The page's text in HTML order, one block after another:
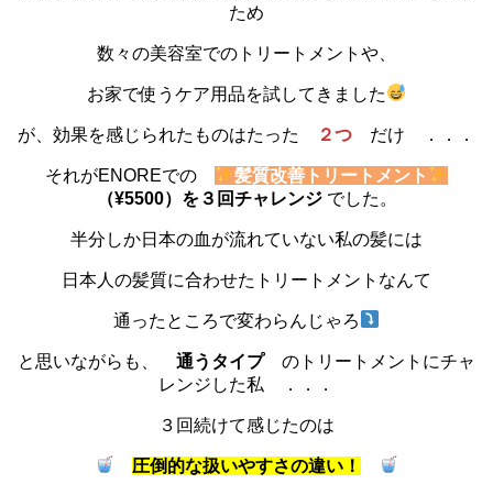
ため
数々の美容室でのトリートメントや、
お家で使うケア用品を試してきました
が、効果を感じられたものはたった ２つ だけ ．．．
それがENOREでの
髪質改善トリートメント
（¥5500）を３回チャレンジでした。
半分しか日本の血が流れていない私の髪には
日本人の髪質に合わせたトリートメントなんて
通ったところで変わらんじゃろ
と思いながらも、 通うタイプのトリートメントにチャ
レンジした私 ．．．
３回続けて感じたのは
圧倒的な扱いやすさの違い！